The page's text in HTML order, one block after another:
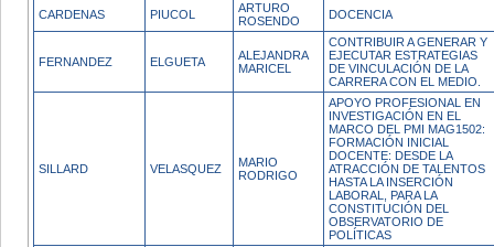
CARDENAS PIUCOL
ARTURO
ROSENDO
DOCENCIA
FERNANDEZ ELGUETA
ALEJANDRA
MARICEL
CONTRIBUIR A GENERAR Y
EJECUTAR ESTRATEGIAS
DE VINCULACIÓN DE LA
CARRERA CON EL MEDIO.
SILLARD VELASQUEZ
MARIO
RODRIGO
APOYO PROFESIONAL EN
INVESTIGACIÓN EN EL
MARCO DEL PMI MAG1502:
FORMACIÓN INICIAL
DOCENTE: DESDE LA
ATRACCIÓN DE TALENTOS
HASTA LA INSERCIÓN
LABORAL, PARA LA
CONSTITUCIÓN DEL
OBSERVATORIO DE
POLÍTICAS